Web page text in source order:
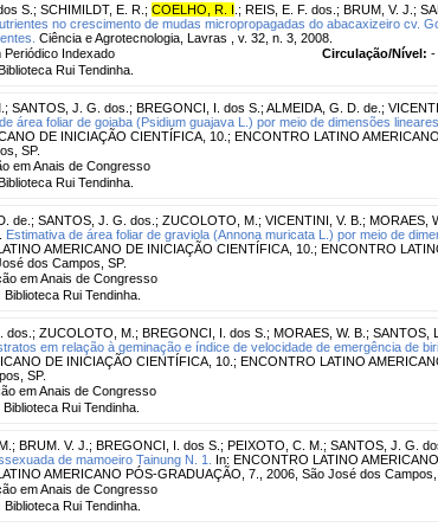
S. ; SCHIMILDT, E. R. ; COELHO, R. I ; REIS, E. F. dos. ; BRUM, V. J. ;
no crescimento de mudas micropropagadas do abacaxizeiro cv.
Ciência e Agrotecnologia, Lavras , v. 32, n. 3, 2008.
Periódico Indexado Circulação/Nível: -
Rui Tendinha.
; SANTOS, J. G. dos. ; BREGONCI, I. dos S. ; ALMEIDA, G. D. de. ;
área foliar de goiaba (Psidium guajava L.) por meio de dimensões
DE INICIAÇÃO CIENTÍFICA, 10.; ENCONTRO LATINO
SP.
em Anais de Congresso
Rui Tendinha.
de. ; SANTOS, J. G. dos. ; ZUCOLOTO, M. ; VICENTINI, V. B. ; MORAES,
Estimativa de área foliar de graviola (Annona muricata L.) por meio de
AMERICANO DE INICIAÇÃO CIENTÍFICA, 10.; ENCONTRO
dos Campos, SP.
em Anais de Congresso
Biblioteca Rui Tendinha.
dos. ; ZUCOLOTO, M. ; BREGONCI, I. dos S. ; MORAES, W. B. ; SANTOS,
em relação à geminação e índice de velocidade de emergência de
DE INICIAÇÃO CIENTÍFICA, 10.; ENCONTRO LATINO
SP.
em Anais de Congresso
Biblioteca Rui Tendinha.
; BRUM. V. J. ; BREGONCI, I. dos S. ; PEIXOTO, C. M. ; SANTOS, J. G.
de mamoeiro Tainung N. 1.
In: ENCONTRO LATINO
AMERICANO PÓS-GRADUAÇÃO, 7., 2006, São José dos Campos,
em Anais de Congresso
Biblioteca Rui Tendinha.